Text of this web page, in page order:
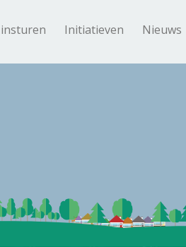
Initiatieven Nieuws